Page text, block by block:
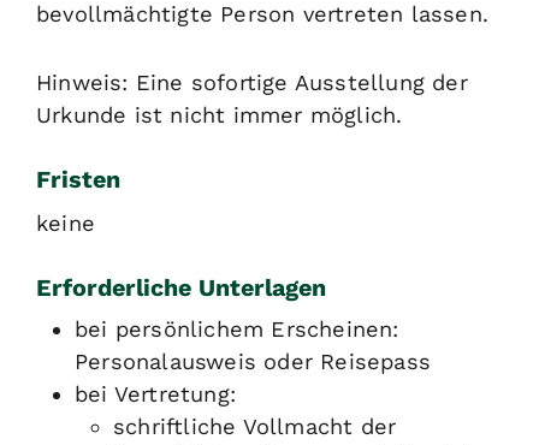
bevollmächtigte Person vertreten lassen.
Hinweis: Eine sofortige Ausstellung der
Urkunde ist nicht immer möglich.
Fristen
keine
Erforderliche Unterlagen
bei persönlichem Erscheinen:
Personalausweis oder Reisepass
bei Vertretung:
schriftliche Vollmacht der